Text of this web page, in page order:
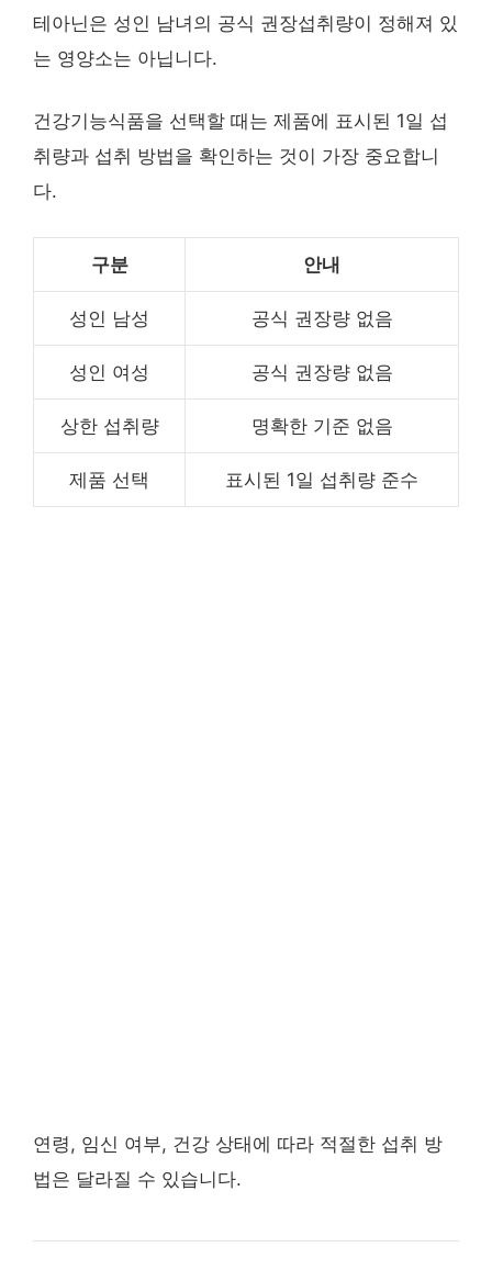
테아닌은 성인 남녀의 공식 권장섭취량이 정해져 있
는 영양소는 아닙니다.
건강기능식품을 선택할 때는 제품에 표시된 1일 섭
취량과 섭취 방법을 확인하는 것이 가장 중요합니
다.
구분 안내
성인 남성 공식 권장량 없음
성인 여성 공식 권장량 없음
상한 섭취량 명확한 기준 없음
제품 선택 표시된 1일 섭취량 준수
연령, 임신 여부, 건강 상태에 따라 적절한 섭취 방
법은 달라질 수 있습니다.